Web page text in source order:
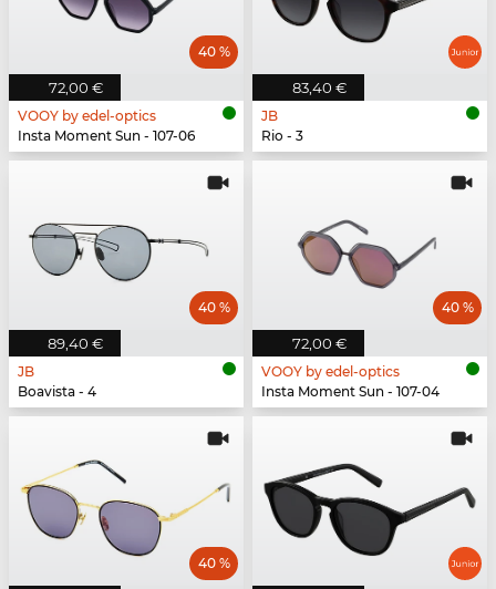
72,00 €
40 %
VOOY by edel-optics
Insta Moment Sun - 107-06
83,40 €
JB
Rio - 3
89,40 €
40 %
JB
Boavista - 4
72,00 €
40 %
VOOY by edel-optics
Insta Moment Sun - 107-04
40 %